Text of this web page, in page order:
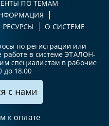
ПО ТЕМАМ
О СИСТЕМЕ
по регистрации или
работе в системе ЭТАЛОН-
специалистам в рабочие
до 18.00
с нами
к оплате